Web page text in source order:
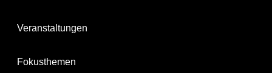
Veranstaltungen
Fokusthemen